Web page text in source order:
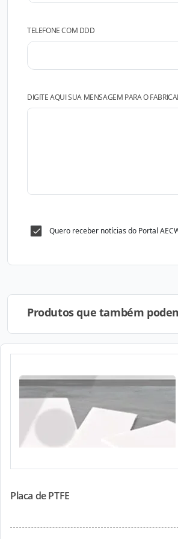
TELEFONE COM DDD
DIGITE AQUI SUA MENSAGEM PARA O
Quero receber notícias do Portal
Produtos que também
Placa de PTFE